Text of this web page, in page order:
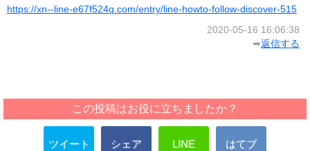
https://xn--line-e67f524q.com/entry/line-howto-follow-discover-515
2020-05-16 16:06:38
➥返信する
この投稿はお役に立ちましたか？
ツイート シェア LINE はてブ